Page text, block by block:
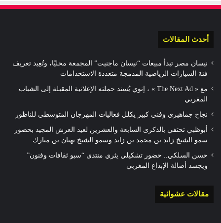
أحدث المقالات
نيسان مصر تبدأ مبيعات “نيسان ماجنيت” المجمعة محليًا، وتُعِيد تعريف
فئة السيارات الرياضية المدمجة متعددة الاستخدامات
مع « The Next Ad » ، إنوي يُسند حملته الإعلانية المقبلة إلى الشباب
المغربي
نجاح جماهيري وفني كبير يكلل فعاليات المهرجان المتوسطي للناظور
أبوظبي تحتفي بالذكرى السابعة والعشرين لعيد العرش المجيد بحضور
سمو الشيخ زايد بن محمد بن زايد وسمو الشيخ نهيان بن مبارك
حسن السلكي.. حضور تشكيلي يثري منتدى “سبو ثقافات وفنون”
ويجسد أصالة الإبداع المغربي
مقالات عشوائية